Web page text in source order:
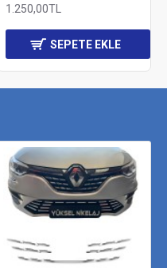
1.250,00TL
SEPETE EKLE